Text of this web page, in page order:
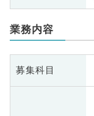
業務内容
募集科目